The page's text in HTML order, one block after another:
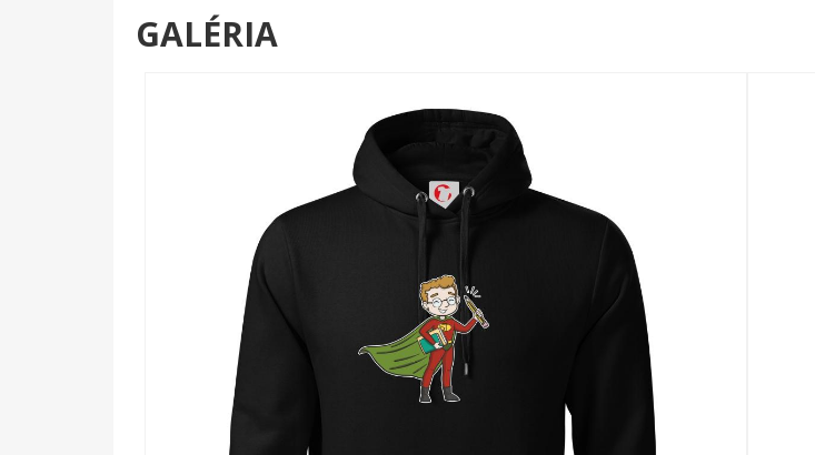
Na potlači ožíva rozkošná kresba chlapca v červenom hrdinsky kostýme s žiarivozeleným
symbol vzdelania a odhodlania. V jednej ruke zviera knihy (vedomosti sú predsa najsilnejšia
Komu urobí radosť?
🌟 Každému učiteľovi a učiteľke, ktorí si zaslúžia nosit hrdinský titul
🎯 Kolegom a priateľom hľadajúcim originálny darček k Dňu učiteľov
💡 Rodičom, ktorí chcú poďakovať triednemu učiteľovi s úsmevom
🔥 Všetkým, čo vedia, že skutočné superschopnosti sa skrývajú za katedrou
Pretože najväčší hrdinovia nenosia plášť každý deň – ale keď ho oblečú, celá trieda to pocíti.
vystihuje na sto percent! ✨
GALÉRIA